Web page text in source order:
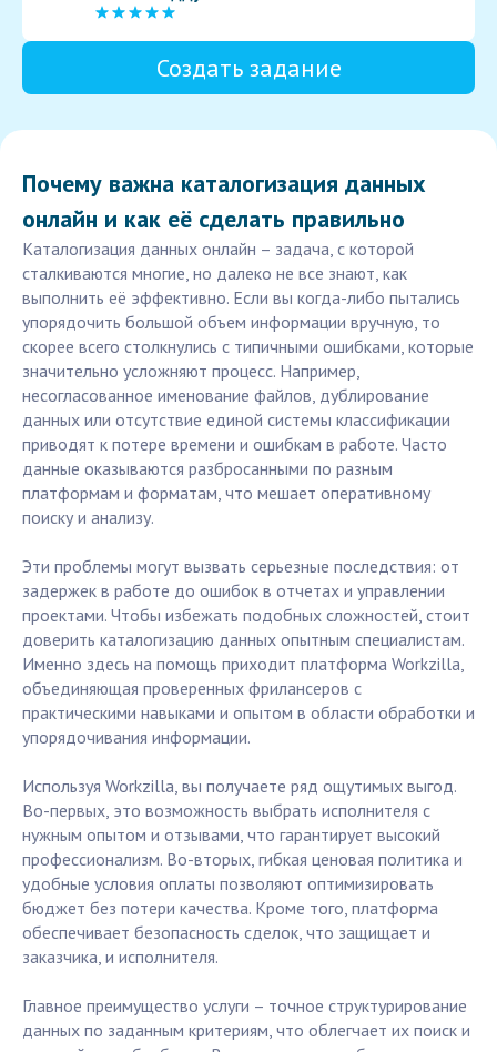
Создать задание
Почему важна каталогизация данных
онлайн и как её сделать правильно
Каталогизация данных онлайн – задача, с которой
сталкиваются многие, но далеко не все знают, как
выполнить её эффективно. Если вы когда-либо пытались
упорядочить большой объем информации вручную, то
скорее всего столкнулись с типичными ошибками, которые
значительно усложняют процесс. Например,
несогласованное именование файлов, дублирование
данных или отсутствие единой системы классификации
приводят к потере времени и ошибкам в работе. Часто
данные оказываются разбросанными по разным
платформам и форматам, что мешает оперативному
поиску и анализу.
Эти проблемы могут вызвать серьезные последствия: от
задержек в работе до ошибок в отчетах и управлении
проектами. Чтобы избежать подобных сложностей, стоит
доверить каталогизацию данных опытным специалистам.
Именно здесь на помощь приходит платформа Workzilla,
объединяющая проверенных фрилансеров с
практическими навыками и опытом в области обработки и
упорядочивания информации.
Используя Workzilla, вы получаете ряд ощутимых выгод.
Во-первых, это возможность выбрать исполнителя с
нужным опытом и отзывами, что гарантирует высокий
профессионализм. Во-вторых, гибкая ценовая политика и
удобные условия оплаты позволяют оптимизировать
бюджет без потери качества. Кроме того, платформа
обеспечивает безопасность сделок, что защищает и
заказчика, и исполнителя.
Главное преимущество услуги – точное структурирование
данных по заданным критериям, что облегчает их поиск и